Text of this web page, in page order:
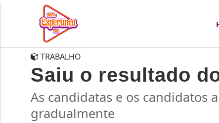
TRABALHO
Saiu o resultado
As candidatas e os candidatos
gradualmente